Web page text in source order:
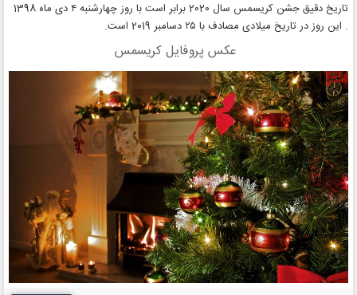
تاریخ دقیق جشن کریسمس سال 2020 برابر است با روز چهارشنبه ۴ دی ماه 1398
. این روز در تاریخ میلادی مصادف با ۲۵ دسامبر 2019 است.
عکس پروفایل کریسمس